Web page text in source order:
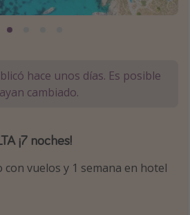
hace unos días. Es posible
cambiado.
¡7 noches!
con vuelos y 1 semana en hotel